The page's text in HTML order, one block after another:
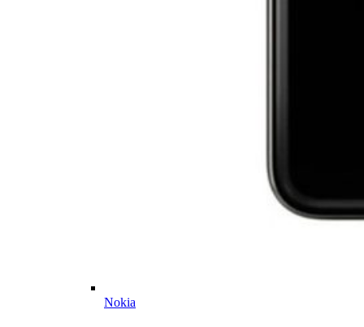
Nokia